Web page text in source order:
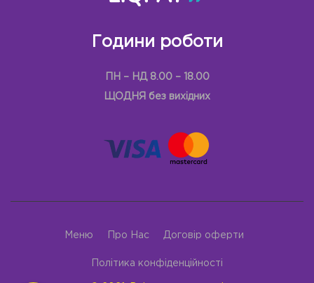
Години роботи
ПН – НД 8.00 – 18.00
ЩОДНЯ без вихідних
Меню Про Нас Договір оферти
Політика конфіденційності